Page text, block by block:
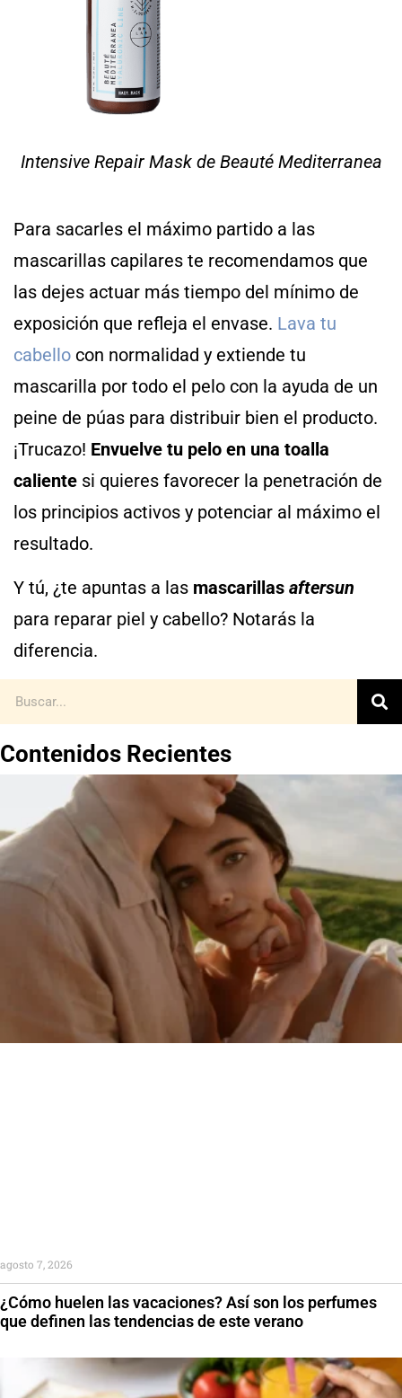
Intensive Repair Mask de Beauté Mediterranea
Para sacarles el máximo partido a las
mascarillas capilares te recomendamos que
las dejes actuar más tiempo del mínimo de
exposición que refleja el envase. Lava tu
cabello con normalidad y extiende tu
mascarilla por todo el pelo con la ayuda de un
peine de púas para distribuir bien el producto.
¡Trucazo! Envuelve tu pelo en una toalla
caliente si quieres favorecer la penetración de
los principios activos y potenciar al máximo el
resultado.
Y tú, ¿te apuntas a las mascarillas aftersun
para reparar piel y cabello? Notarás la
diferencia.
Contenidos Recientes
¿Cómo huelen las vacaciones? Así son los perfumes
que definen las tendencias de este verano
agosto 7, 2026